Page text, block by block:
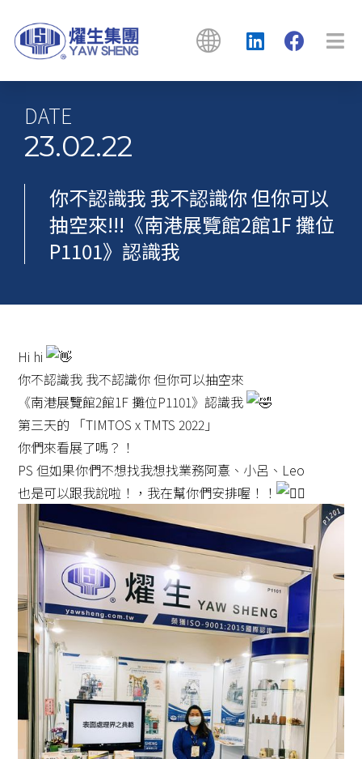
DATE
23.02.22
你不認識我 我不認識你 但你可以
抽空來!!!《南港展覽館2館1F 攤位
P1101》認識我
Hi hi
你不認識我 我不認識你 但你可以抽空來
《南港展覽館2館1F 攤位P1101》認識我
第三天的 「TIMTOS x TMTS 2022」
你們來看展了嗎？！
PS 但如果你們不想找我想找業務阿憙、小呂、Leo
也是可以跟我說啦！，我在幫你們安排喔！！